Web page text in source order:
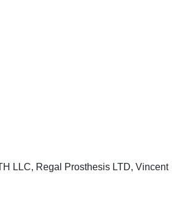
LLC, Regal Prosthesis LTD, Vincent